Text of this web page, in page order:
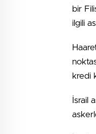
bir
ilgili
kredi
İsrail